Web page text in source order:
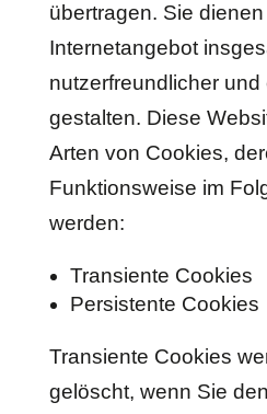
übertragen. Sie
Internetangebot
nutzerfreundlicher und
gestalten. Diese
Arten von Cookies,
Funktionsweise im
werden:
Transiente Cookies
Persistente Cookies
Transiente Cookies
gelöscht, wenn Sie